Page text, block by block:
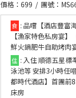
價格：699 / 團號：
食 : 品嚐【酒店豐富
【漁家特色私房宴
鮮火鍋肥牛自助烤肉
住 : 入住 順德五星
泳池等 安排3小時任
都時代酒店】首團前
床房